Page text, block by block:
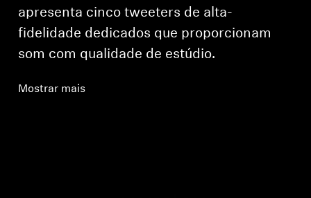
apresenta cinco tweeters de alta-
fidelidade dedicados que proporcionam
som com qualidade de estúdio.
Mostrar mais